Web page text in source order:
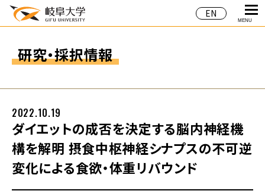
EN
MENU
研究・採択情報
ダイエットの成否を決定する脳内神経機
構を解明 摂食中枢神経シナプスの不可逆
変化による食欲・体重リバウンド
2022.10.19